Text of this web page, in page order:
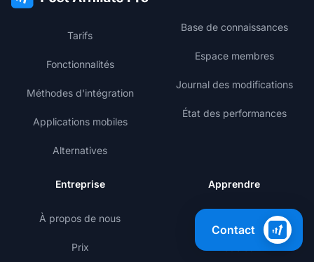
Tarifs
Fonctionnalités
Méthodes d'intégration
Applications mobiles
Alternatives
Base de connaissances
Espace membres
Journal des modifications
État des performances
Entreprise
À propos de nous
Prix
Apprendre
Contact